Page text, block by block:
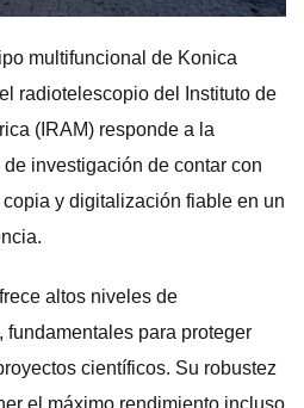
multifuncional de Konica
radiotelescopio del Instituto de
(IRAM) responde a la
investigación de contar con
y digitalización fiable en un
altos niveles de
para proteger
científicos. Su robustez